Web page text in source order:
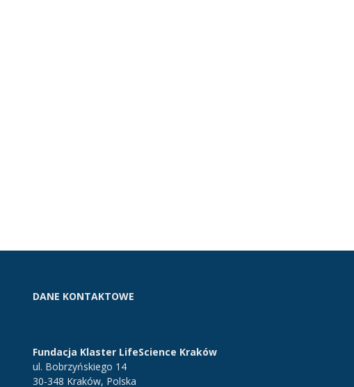
DANE KONTAKTOWE
Fundacja Klaster LifeScience Kraków
ul. Bobrzyńskiego 14
30-348 Kraków, Polska